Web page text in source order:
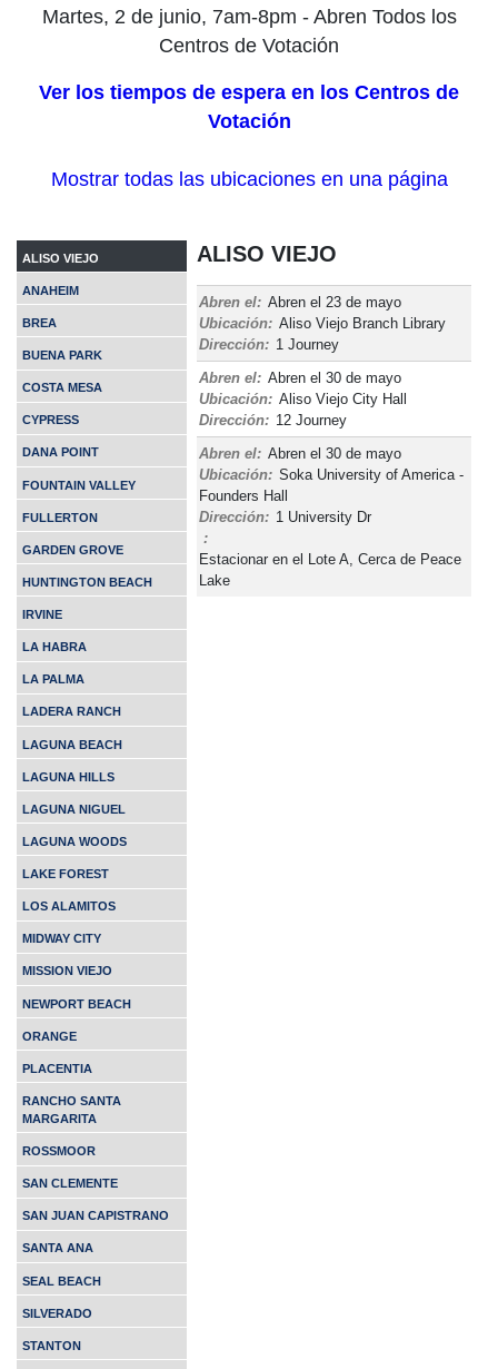
Martes, 2 de junio, 7am-8pm - Abren Todos los
Centros de Votación
Ver los tiempos de espera en los Centros de
Votación
Mostrar todas las ubicaciones en una página
ALISO VIEJO
ANAHEIM
BREA
BUENA PARK
COSTA MESA
CYPRESS
DANA POINT
FOUNTAIN VALLEY
FULLERTON
GARDEN GROVE
HUNTINGTON BEACH
IRVINE
LA HABRA
LA PALMA
LADERA RANCH
LAGUNA BEACH
LAGUNA HILLS
LAGUNA NIGUEL
LAGUNA WOODS
LAKE FOREST
LOS ALAMITOS
MIDWAY CITY
MISSION VIEJO
NEWPORT BEACH
ORANGE
PLACENTIA
RANCHO SANTA
MARGARITA
ROSSMOOR
SAN CLEMENTE
SAN JUAN CAPISTRANO
SANTA ANA
SEAL BEACH
SILVERADO
STANTON
ALISO VIEJO
Abren el: Abren el 23 de mayo
Ubicación: Aliso Viejo Branch Library
Dirección: 1 Journey
Abren el: Abren el 30 de mayo
Ubicación: Aliso Viejo City Hall
Dirección: 12 Journey
Abren el: Abren el 30 de mayo
Ubicación: Soka University of America -
Founders Hall
Dirección: 1 University Dr
:
Estacionar en el Lote A, Cerca de Peace
Lake